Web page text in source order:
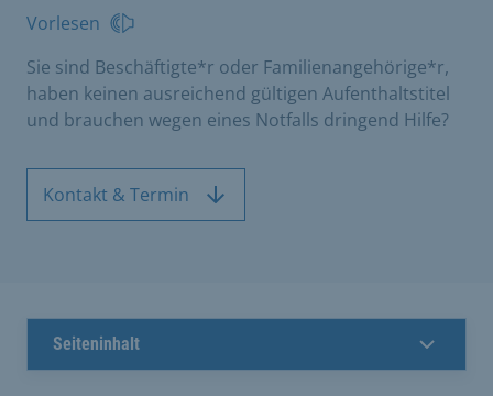
Vorlesen
Sie sind Beschäftigte*r oder Familienangehörige*r,
haben keinen ausreichend gültigen Aufenthaltstitel
und brauchen wegen eines Notfalls dringend Hilfe?
Kontakt & Termin
Seiteninhalt